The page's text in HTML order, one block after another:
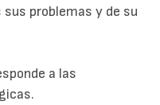
problemas y de su
a las